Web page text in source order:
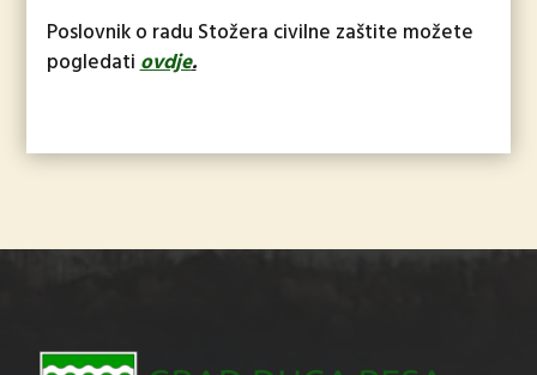
Poslovnik o radu Stožera civilne zaštite možete
pogledatiovdje.